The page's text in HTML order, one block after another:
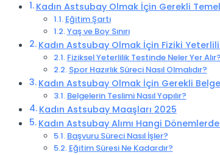
Kadın Astsubay Olmak İçin Gerekli
Eğitim Şartı
Yaş ve Boy Sınırı
Kadın Astsubay Olmak İçin Fiziki
Fiziksel Yeterlilik Testinde Neler Yer Alır?
Spor Hazırlık Süreci Nasıl Olmalıdır?
Kadın Astsubay Olmak İçin Gerekli
Belgelerin Teslimi Nasıl Yapılır?
Kadın Astsubay Maaşları 2025
Kadın Astsubay Alımı Hangi Dönemlerde
Başvuru Süreci Nasıl İşler?
Eğitim Süresi Ne Kadardır?